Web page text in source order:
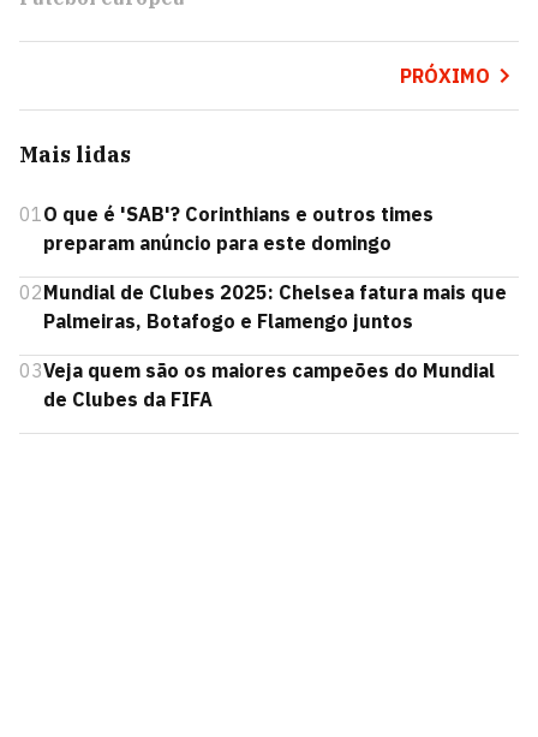
PRÓXIMO
Mais lidas
01O que é 'SAB'? Corinthians e outros times
preparam anúncio para este domingo
02Mundial de Clubes 2025: Chelsea fatura mais que
Palmeiras, Botafogo e Flamengo juntos
03Veja quem são os maiores campeões do Mundial
de Clubes da FIFA